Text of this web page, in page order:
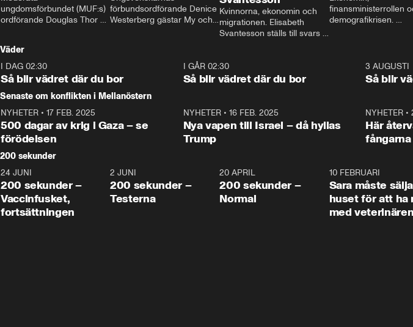
ungdomsförbundet (MUF:s)
ordförande Douglas Thor
tonårsutvisningarna och hur
Moderaterna ska locka
väljare till valet i höst.
förbundsordförande Denice
Westerberg gästar My och
Kvinnorna, ekonomin och
migrationen. Elisabeth
Svantesson ställs till svars
finansministerrollen
demografikrisen.
och Makten.
Väder
I DAG 02:30
Så blir vädret där du bor
1:06
I GÅR 02:30
Så blir vädret där du bor
3 AUGUSTI
Så blir
Senaste om konflikten i Mellanöstern
NYHETER • 17 FEB. 2025
500 dagar av krig i Gaza – se
förödelsen
NYHETER• 16 FEB. 2025
Nya vapen till Israel – då hyllas
Trump
NYHETER •
Här
200 sekunder
5:00
24 JUNI
200 sekunder –
Vaccinfusket,
fortsättningen
4:23
2 JUNI
200 sekunder –
Testerna
20 APRIL
200 sekunder –
Normal
10 FEBRUARI
Sara måste sälja
huset för att ha
med veterinären